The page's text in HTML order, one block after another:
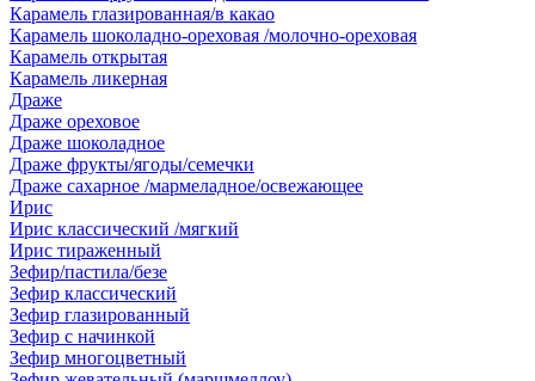
Карамель глазированная/в какао
Карамель шоколадно-ореховая /молочно-ореховая
Карамель открытая
Карамель ликерная
Драже
Драже ореховое
Драже шоколадное
Драже фрукты/ягоды/семечки
Драже сахарное /мармеладное/освежающее
Ирис
Ирис классический /мягкий
Ирис тираженный
Зефир/пастила/безе
Зефир классический
Зефир глазированный
Зефир с начинкой
Зефир многоцветный